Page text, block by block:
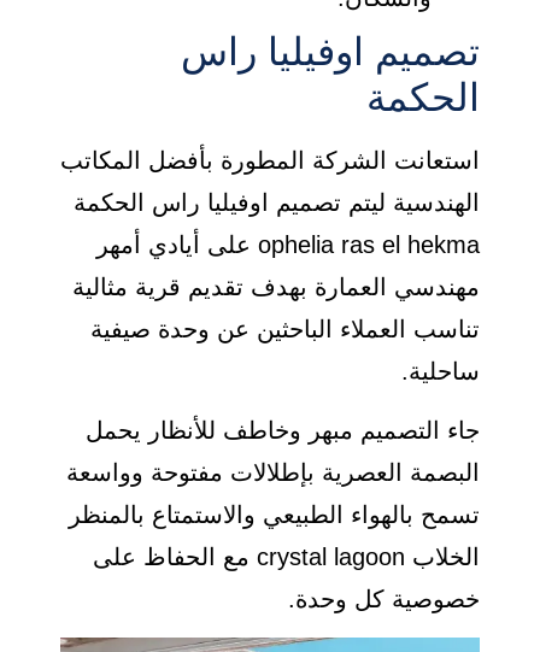
تصميم اوفيليا راس
الحكمة
استعانت الشركة المطورة بأفضل المكاتب
الهندسية ليتم تصميم اوفيليا راس الحكمة
ophelia ras el hekma على أيادي أمهر
مهندسي العمارة بهدف تقديم قرية مثالية
تناسب العملاء الباحثين عن وحدة صيفية
ساحلية.
جاء التصميم مبهر وخاطف للأنظار يحمل
البصمة العصرية بإطلالات مفتوحة وواسعة
تسمح بالهواء الطبيعي والاستمتاع بالمنظر
الخلاب crystal lagoon مع الحفاظ على
خصوصية كل وحدة.